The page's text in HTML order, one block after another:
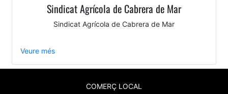
Sindicat Agrícola de Cabrera de Mar
Sindicat Agrícola de Cabrera de Mar
Veure més
COMERÇ LOCAL